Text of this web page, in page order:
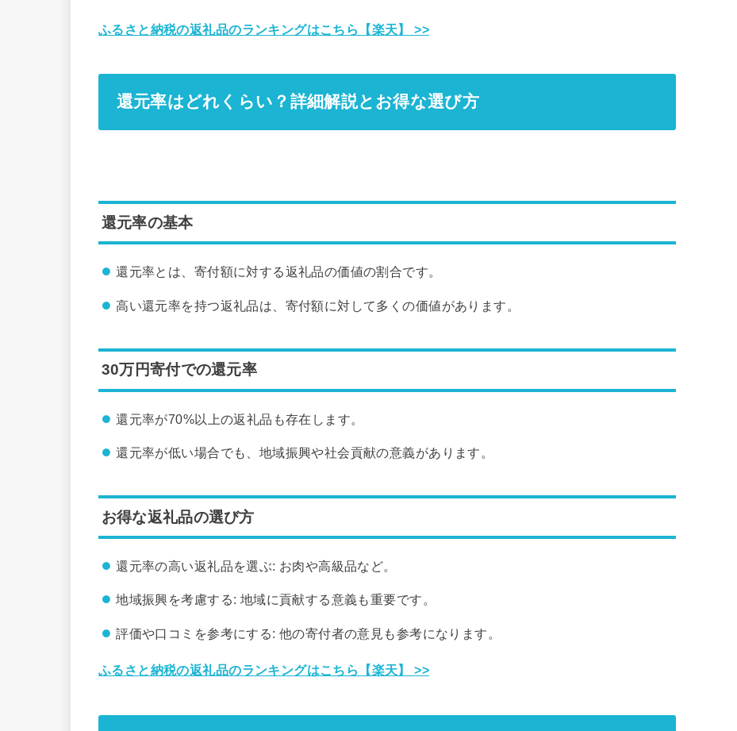
ふるさと納税の返礼品のランキングはこちら【楽天】 >>
還元率はどれくらい？詳細解説とお得な選び方
還元率の基本
還元率とは、寄付額に対する返礼品の価値の割合です。
高い還元率を持つ返礼品は、寄付額に対して多くの価値があります。
30万円寄付での還元率
還元率が70%以上の返礼品も存在します。
還元率が低い場合でも、地域振興や社会貢献の意義があります。
お得な返礼品の選び方
還元率の高い返礼品を選ぶ: お肉や高級品など。
地域振興を考慮する: 地域に貢献する意義も重要です。
評価や口コミを参考にする: 他の寄付者の意見も参考になります。
ふるさと納税の返礼品のランキングはこちら【楽天】 >>